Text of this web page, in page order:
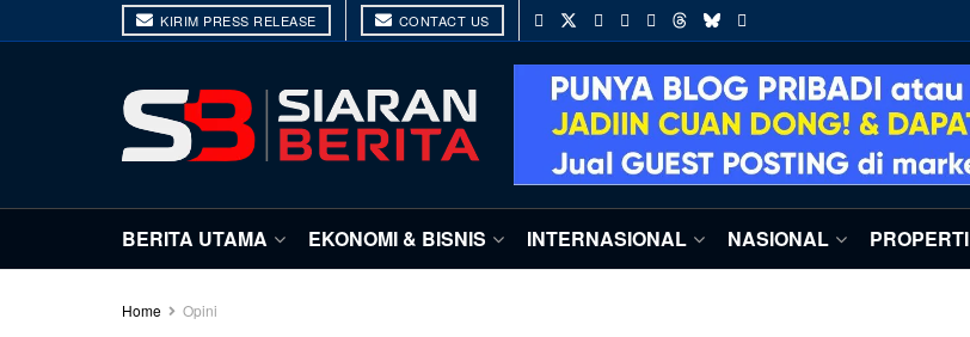
KIRIM PRESS RELEASE CONTACT US
BERITA UTAMA EKONOMI & BISNIS INTERNASIONAL NASIONAL PROPERTI
Home Opini